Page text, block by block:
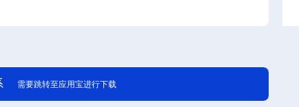
需要跳转至应用宝进行下载